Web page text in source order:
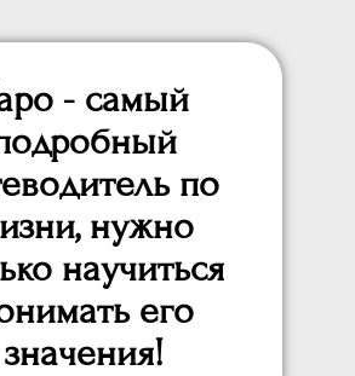
- самый
по
нужно
научиться
его
значения!